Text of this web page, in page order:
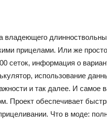
владеющего
прицелами. Или же
сеток, информация о
использование
и так далее. И самое
Проект обеспечивает
Что в моде: